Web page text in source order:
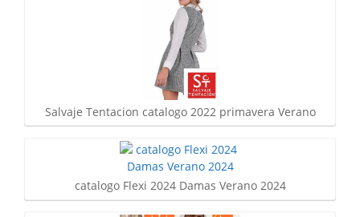
Salvaje Tentacion catalogo 2022 primavera Verano
catalogo Flexi 2024 Damas Verano 2024